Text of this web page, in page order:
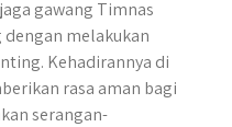
gawang Timnas
melakukan
Kehadirannya di
rasa aman bagi
serangan-